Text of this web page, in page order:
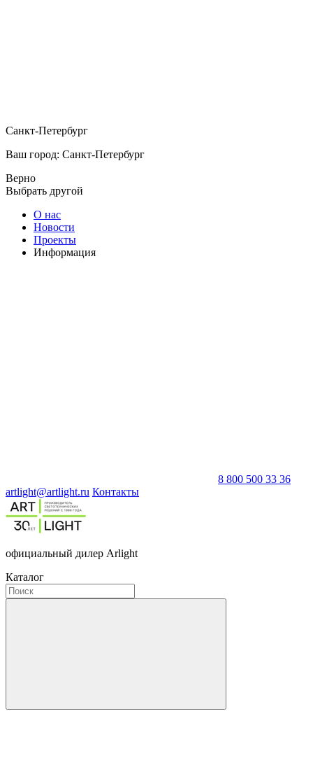
Санкт-Петербург
Ваш город: Санкт-Петербург
Верно
Выбрать другой
О нас
Новости
Проекты
Информация
8 800 500 33 36
artlight@artlight.ru Контакты
официальный дилер Arlight
Каталог